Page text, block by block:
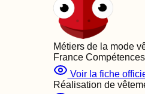
Métiers de la mode
France Compétences
Voir la fiche
Réalisation de